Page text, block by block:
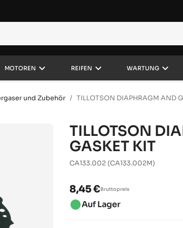
MOTOREN keyboard_arrow_down REIFEN keyboard_arrow_down WARTUNG keyboard_arrow_down
und Zubehör TILLOTSON DIAPHRAGM AND
TILLOTSON
GASKET KIT
CA133.002 (CA133.002M)
8,45 €Bruttopreis
brightness_1Auf Lager